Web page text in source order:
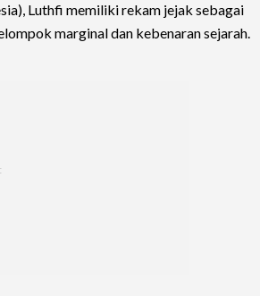
Luthfi memiliki rekam jejak sebagai
marginal dan kebenaran sejarah.